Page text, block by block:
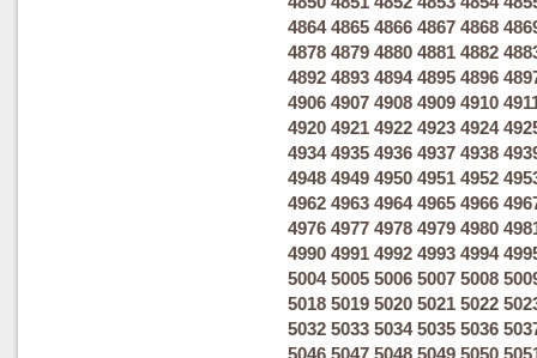
4864 4865 4866 4867 4868
4878 4879 4880 4881 4882
4892 4893 4894 4895 4896
4906 4907 4908 4909 4910
4920 4921 4922 4923 4924
4934 4935 4936 4937 4938
4948 4949 4950 4951 4952
4962 4963 4964 4965 4966
4976 4977 4978 4979 4980
4990 4991 4992 4993 4994
5004 5005 5006 5007 5008
5018 5019 5020 5021 5022
5032 5033 5034 5035 5036
5046 5047 5048 5049 5050